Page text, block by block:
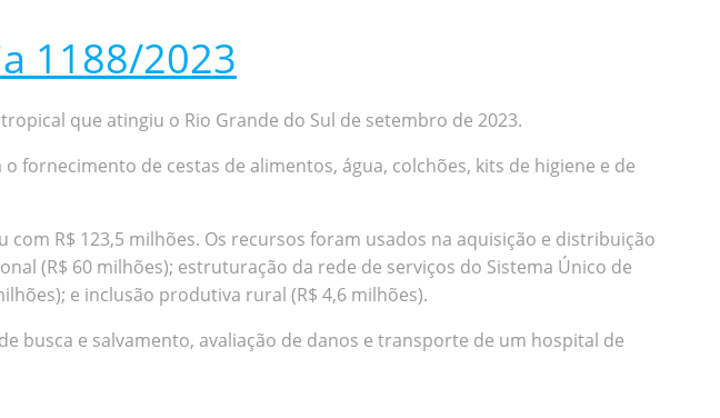
1188/2023
que atingiu o Rio Grande do Sul de setembro de 2023.
fornecimento de cestas de alimentos, água, colchões, kits de higiene e de
R$ 123,5 milhões. Os recursos foram usados na aquisição e distribuição
(R$ 60 milhões); estruturação da rede de serviços do Sistema Único de
e inclusão produtiva rural (R$ 4,6 milhões).
busca e salvamento, avaliação de danos e transporte de um hospital de